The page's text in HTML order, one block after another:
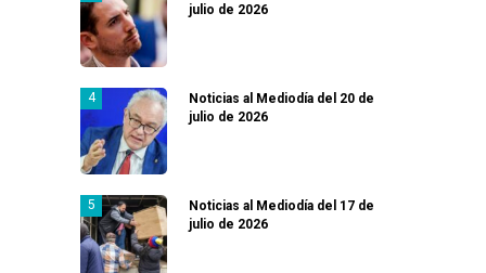
julio de 2026
Noticias al Mediodía del 20 de
julio de 2026
Noticias al Mediodía del 17 de
julio de 2026